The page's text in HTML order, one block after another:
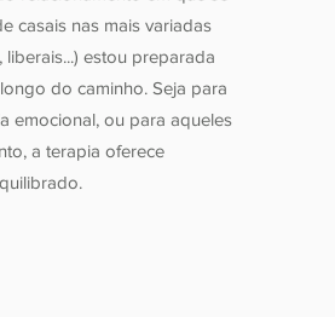
casais nas mais variadas
estou preparada
do caminho. Seja para
emocional, ou para aqueles
a terapia oferece